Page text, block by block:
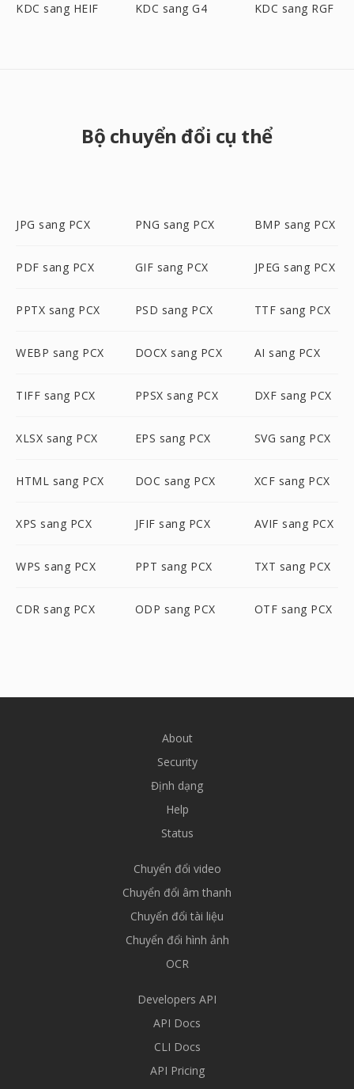
KDC sang HEIF KDC sang G4 KDC sang RGF
Bộ chuyển đổi cụ thể
JPG sang PCX PNG sang PCX BMP sang PCX
PDF sang PCX GIF sang PCX JPEG sang PCX
PPTX sang PCX PSD sang PCX TTF sang PCX
WEBP sang PCX DOCX sang PCX AI sang PCX
TIFF sang PCX PPSX sang PCX DXF sang PCX
XLSX sang PCX EPS sang PCX SVG sang PCX
HTML sang PCX DOC sang PCX XCF sang PCX
XPS sang PCX JFIF sang PCX AVIF sang PCX
WPS sang PCX PPT sang PCX TXT sang PCX
CDR sang PCX ODP sang PCX OTF sang PCX
About
Security
Định dạng
Help
Status
Chuyển đổi video
Chuyển đổi âm thanh
Chuyển đổi tài liệu
Chuyển đổi hình ảnh
OCR
Developers API
API Docs
CLI Docs
API Pricing